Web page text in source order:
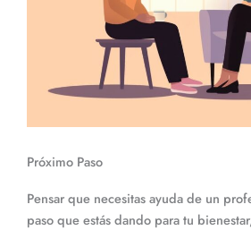
Próximo Paso
Pensar que necesitas ayuda de un
paso que estás dando para tu